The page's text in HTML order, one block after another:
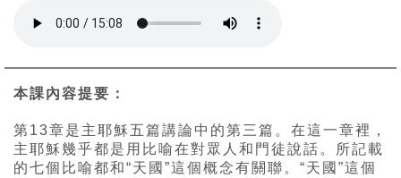
本課內容提要：
第13章是主耶穌五篇講論中的第三篇。在這一章裡，
主耶穌幾乎都是用比喻在對眾人和門徒說話。所記載
的七個比喻都和“天國”這個概念有關聯。“天國”這個